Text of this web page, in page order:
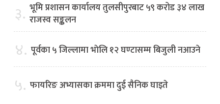
३. भूमि प्रशासन कार्यालय तुलसीपुरबाट ५९ करोड ३४ लाख
राजस्व सङ्कलन
४. पूर्वका ५ जिल्लामा भाेलि १२ घण्टासम्म बिजुली नआउने
५. फायरिङ अभ्यासका क्रममा दुई सैनिक घाइते